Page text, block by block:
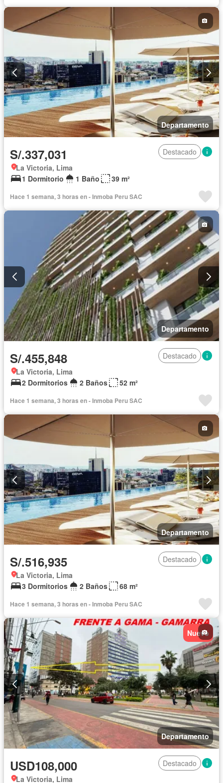
Departamento
S/.337,031
Destacado
La Victoria, Lima
1 Dormitorio
1 Baño 39 m²
Hace 1 semana, 3 horas en - Inmoba Peru SAC
Departamento
S/.455,848
Destacado
La Victoria, Lima
2 Dormitorios
2 Baños 52 m²
Hace 1 semana, 3 horas en - Inmoba Peru SAC
Departamento
S/.516,935
Destacado
La Victoria, Lima
3 Dormitorios
2 Baños 68 m²
Hace 1 semana, 3 horas en - Inmoba Peru SAC
Nuevo
Departamento
USD108,000
Destacado
La Victoria, Lima